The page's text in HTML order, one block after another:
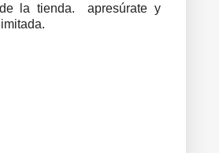
la tienda. apresúrate y